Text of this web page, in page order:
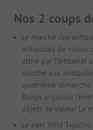
Nos 2 coups
Le marché des
antiquités de valeur
attiré par l'artisanat
marché aux
quatrième dimanche
Borgo organise
objets de valeur. Le
Le parc Villa